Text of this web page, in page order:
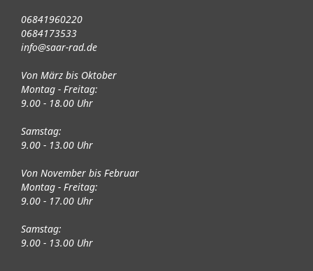
06841960220
0684173533
info@saar-rad.de
Von März bis Oktober
Montag - Freitag:
9.00 - 18.00 Uhr
Samstag:
9.00 - 13.00 Uhr
Von November bis Februar
Montag - Freitag:
9.00 - 17.00 Uhr
Samstag:
9.00 - 13.00 Uhr